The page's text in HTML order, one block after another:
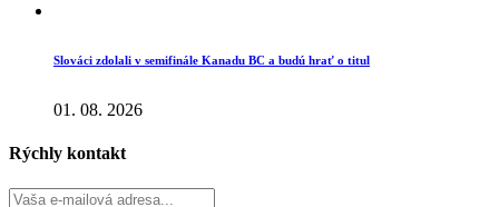
Slováci zdolali v semifinále Kanadu BC a budú hrať o titul
01. 08. 2026
Rýchly kontakt